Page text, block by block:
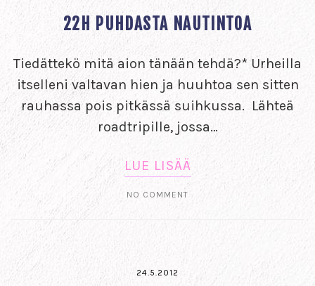
22H PUHDASTA NAUTINTOA
Tiedättekö mitä aion tänään tehdä?* Urheilla
itselleni valtavan hien ja huuhtoa sen sitten
rauhassa pois pitkässä suihkussa. Lähteä
roadtripille, jossa…
LUE LISÄÄ
NO COMMENT
24.5.2012